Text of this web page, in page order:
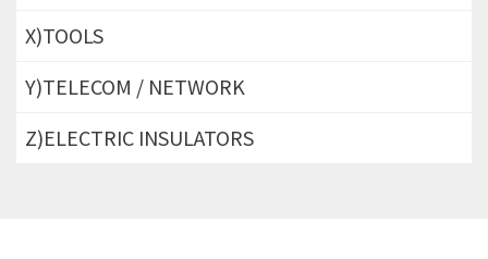
X)TOOLS
Y)TELECOM / NETWORK
Z)ELECTRIC INSULATORS